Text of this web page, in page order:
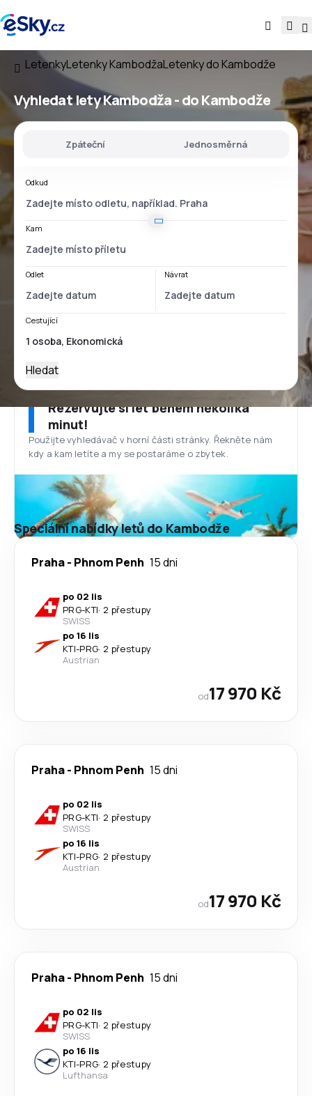
LetenkyLetenky KambodžaLetenky do Kambodže
Vyhledat letyKambodža - do Kambodže
Zpáteční Jednosměrná
Odkud
Kam
Odlet Návrat
Cestující
Hledat
Rezervujte si let během několika
minut!
Použijte vyhledávač v horní části stránky. Řekněte nám
kdy a kam letíte a my se postaráme o zbytek.
Speciální nabídky letů do Kambodže
Praha- Phnom Penh 15 dni
po 02 lis
PRG-KTI· 2 přestupy
SWISS
po 16 lis
KTI-PRG· 2 přestupy
Austrian
od17 970 Kč
Praha- Phnom Penh 15 dni
po 02 lis
PRG-KTI· 2 přestupy
SWISS
po 16 lis
KTI-PRG· 2 přestupy
Austrian
od17 970 Kč
Praha- Phnom Penh 15 dni
po 02 lis
PRG-KTI· 2 přestupy
SWISS
po 16 lis
KTI-PRG· 2 přestupy
Lufthansa